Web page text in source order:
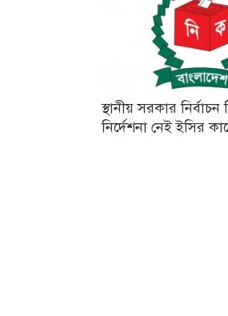
স্থানীয় সরকার নির্বাচন
নির্দেশনা নেই ইসির